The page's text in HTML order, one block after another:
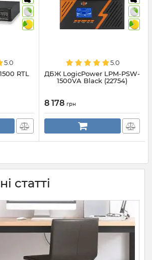
5.0
RTL
5.0
ДБЖ LogicPower LPM-PSW-
1500VA Black (22754)
8 178 грн
статті